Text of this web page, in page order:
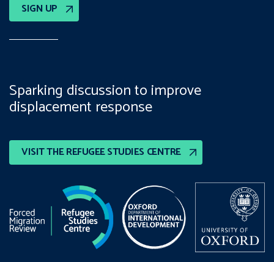
SIGN UP
VISIT THE REFUGEE STUDIES CENTRE
Sparking discussion to improve
displacement response